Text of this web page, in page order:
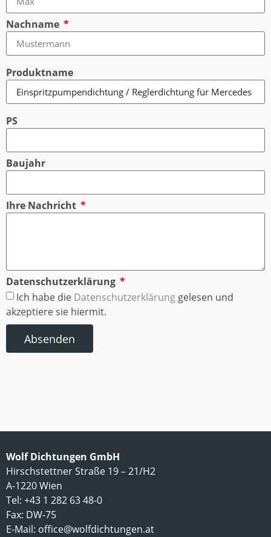
Nachname
Produktname
PS
Baujahr
Ihre Nachricht
Datenschutzerklärung
Ich habe die Datenschutzerklärung gelesen und
akzeptiere sie hiermit.
Absenden
Wolf Dichtungen GmbH
Hirschstettner Straße 19 – 21/H2
A-1220 Wien
Tel: +43 1 282 63 48-0
Fax: DW-75
E-Mail: office@wolfdichtungen.at